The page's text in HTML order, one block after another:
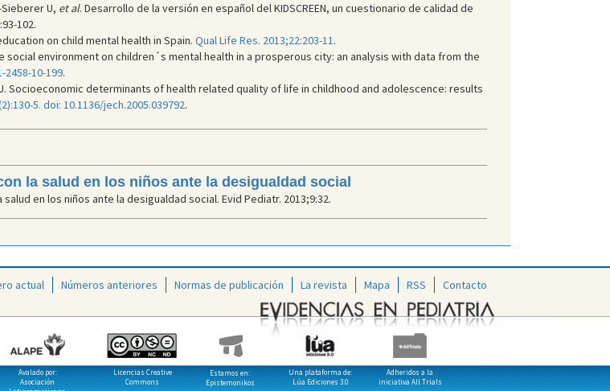
U, et al. Desarrollo de la versión en español del KIDSCREEN, un cuestionario de calidad de
102.
on child mental health in Spain. Qual Life Res. 2013;22:203-11.
social environment on children´s mental health in a prosperous city: an analysis with data from the
2458-10-199.
Socioeconomic determinants of health related quality of life in childhood and adolescence: results
5. doi: 10.1136/jech.2005.039792.
la salud en los niños ante la desigualdad social
en los niños ante la desigualdad social. Evid Pediatr. 2013;9:32.
actual Números anteriores Normas de publicación La revista Mapa RSS Contacto
Avalado por:
Asociación
Licencias Creative
Commons
Estamos en:
Epistemonikos
Una plataforma de:
Lúa Ediciones 3.0
Adheridos a la
iniciativa All Trials